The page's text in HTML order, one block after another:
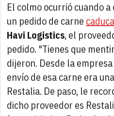
El colmo ocurrió cuando
un pedido de carne
Havi Logistics, el
pedido. "Tienes que
dijeron. Desde la
envío de esa carne era
Restalia. De paso, le
dicho proveedor es